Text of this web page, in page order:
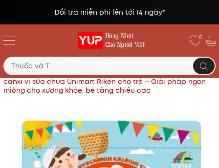
Đổi trả miễn phí lên tới 14 ngày*
0
Trang chủ Thực phẩm chức năng Nhật
Kẹo bổ sung
canxi vị sữa chua Unimart Riken cho trẻ – Giải pháp ngon
miệng cho xương khỏe, bé tăng chiều cao